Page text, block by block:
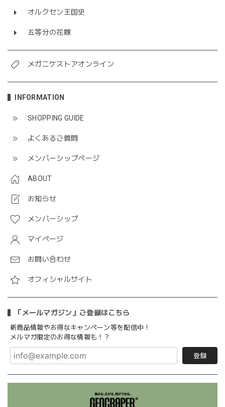
オルクセン王国史
五等分の花嫁
メガニケストアオンライン
INFORMATION
SHOPPING GUIDE
よくあるご質問
メンバーシップページ
ABOUT
お知らせ
メンバーシップ
マイページ
お問い合わせ
オフィシャルサイト
「メールマガジン」ご登録はこちら
新商品情報やお得なキャンペーン等を配信中！
メルマガ限定のお得な情報も！？
登録